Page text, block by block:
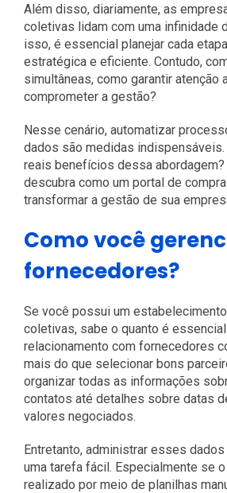
Além disso, diariamente, as
coletivas lidam com uma infinidade
isso, é essencial planejar cada
estratégica e eficiente. Contudo,
simultâneas, como garantir atenção
comprometer a gestão?
Nesse cenário, automatizar
dados são medidas
reais benefícios dessa abordagem?
descubra como um portal de
transformar a gestão de sua
Como você
fornecedores?
Se você possui um
coletivas, sabe o quanto é
relacionamento com fornecedores
mais do que selecionar bons
organizar todas as informações
contatos até detalhes sobre datas
valores negociados.
Entretanto, administrar esses
uma tarefa fácil. Especialmente se
realizado por meio de planilhas